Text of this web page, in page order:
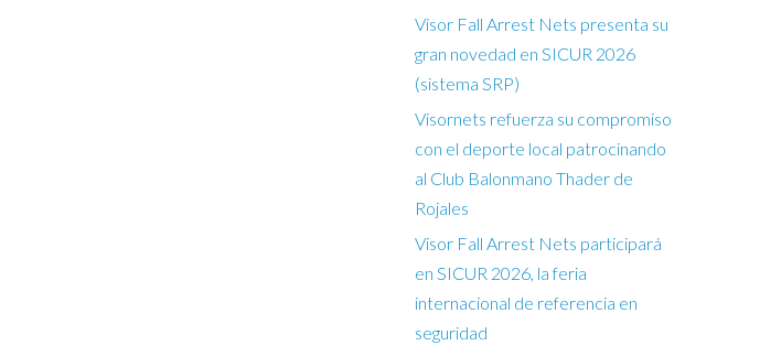
Visor Fall Arrest Nets presenta su
gran novedad en SICUR 2026
(sistema SRP)
Visornets refuerza su compromiso
con el deporte local patrocinando
al Club Balonmano Thader de
Rojales
Visor Fall Arrest Nets participará
en SICUR 2026, la feria
internacional de referencia en
seguridad